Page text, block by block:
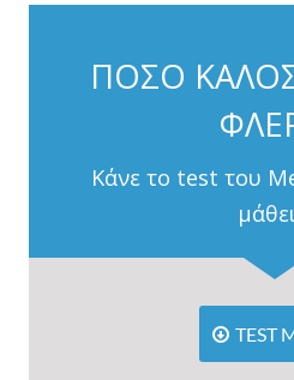
ΠΟΣΟ ΚΑΛΟΣ
Κάνε το test του
TEST